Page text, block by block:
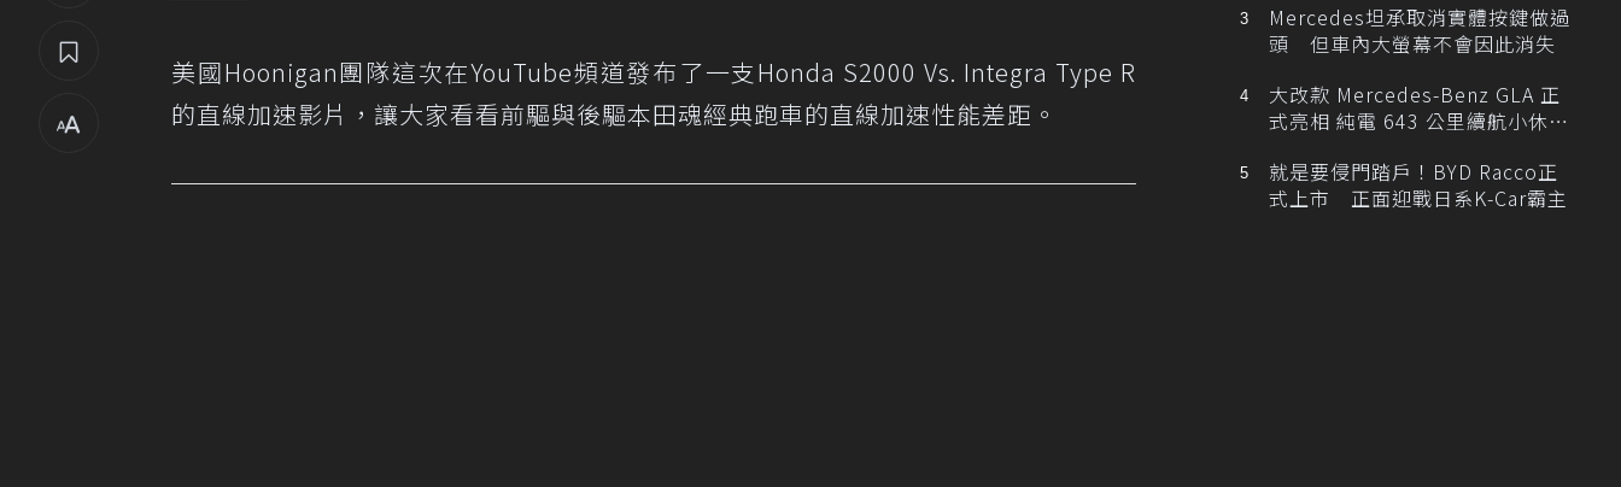
美國Hoonigan團隊這次在YouTube頻道發布了一支Honda S2000 Vs. Integra Type R
的直線加速影片，讓大家看看前驅與後驅本田魂經典跑車的直線加速性能差距。
Mercedes坦承取消實體按鍵做過
頭 但車內大螢幕不會因此消失
大改款 Mercedes-Benz GLA 正
式亮相 純電 643 公里續航小休
就是要侵門踏戶！BYD Racco正
式上市 正面迎戰日系K-Car霸主